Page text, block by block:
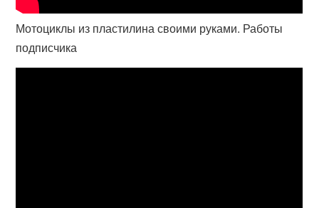
Мотоциклы из пластилина своими руками. Работы
подписчика